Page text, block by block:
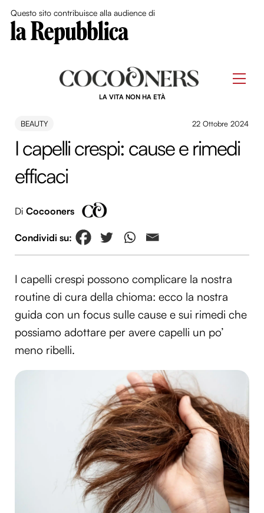
Questo sito contribuisce alla audience di
LA VITA NON HA ETÀ
BEAUTY 22 Ottobre 2024
I capelli crespi: cause e rimedi
efficaci
Di Cocooners
I capelli crespi possono complicare la nostra
routine di cura della chioma: ecco la nostra
guida con un focus sulle cause e sui rimedi che
possiamo adottare per avere capelli un po’
meno ribelli.